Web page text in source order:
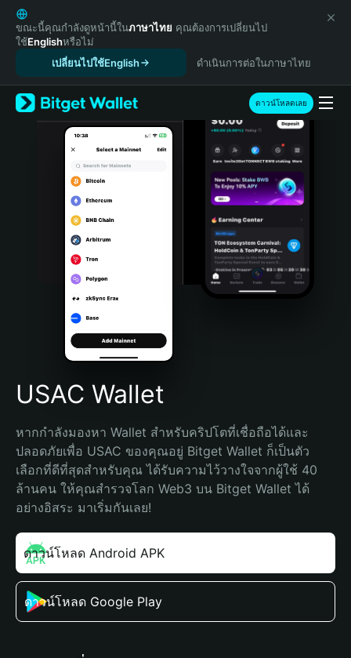
English
日本語
Tiếng Việt
Español (Latinoamérica)
Türkçe
Italiano
Português (Portugal)
Bahasa Indonesia
Português (Brasil)
Español (Argentina)
ขณะนี้คุณกำลังดูหน้านี้ในภาษาไทย คุณต้องการเปลี่ยนไป
ใช้Englishหรือไม่
เปลี่ยนไปใช้English
ดำเนินการต่อในภาษาไทย
ดาวน์โหลดเลย
USAC Wallet
หากกำลังมองหา Wallet สำหรับคริปโตที่เชื่อถือได้และ
ปลอดภัยเพื่อ USAC ของคุณอยู่ Bitget Wallet ก็เป็นตัว
เลือกที่ดีที่สุดสำหรับคุณ ได้รับความไว้วางใจจากผู้ใช้ 40
ล้านคน ให้คุณสำรวจโลก Web3 บน Bitget Wallet ได้
อย่างอิสระ มาเริ่มกันเลย!
ดาวน์โหลด Android APK
ดาวน์โหลด Google Play